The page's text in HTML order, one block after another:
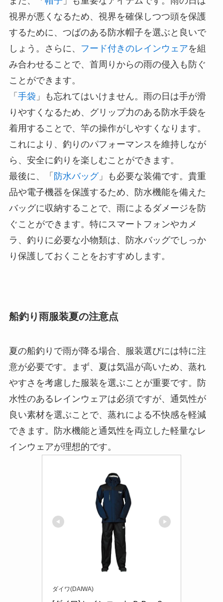
視界が悪くなるため、視界を確保しつつ頭を保護
するために、つばのある防水帽子を選ぶと良いで
しょう。さらに、
フード付きのレインウェアを組
み合わせることで、首周りからの雨の侵入も防ぐ
ことができます。
「 手袋 」も忘れてはいけません。雨の日は手が滑
りやすくなるため、グリップ力のある防水手袋を
着用することで、竿の操作がしやすくなります。
これにより、釣りのパフォーマンスを維持しなが
ら、安全に釣りを楽しむことができます。
最後に、「 防水バッグ」も必要な装備です。貴重
品や電子機器を保護するため、防水機能を備えた
バッグに収納することで、雨によるダメージを防
ぐことができます。特にスマートフォンやカメ
ラ、釣りに必要な小物類は、防水バッグでしっか
り保護しておくことをおすすめします。
船釣り雨服装夏の注意点
夏の船釣りで雨が降る場合、服装選びには特に注
意が必要です。まず、夏は気温が高いため、蒸れ
やすさを考慮した服装を選ぶことが重要です。防
水性のあるレインウェアは必須ですが、通気性が
良い素材を選ぶことで、蒸れによる不快感を軽減
できます。防水機能と通気性を両立した軽量なレ
インウェアが理想的です。
ダイワ(DAIWA)